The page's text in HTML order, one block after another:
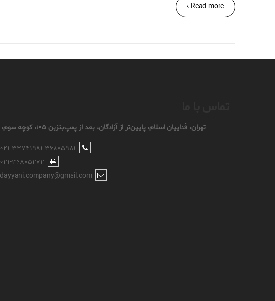
Read more ›
تهران، فداییان اسلام، پایین‌تر از آزادگان، بعد از پمپ‌بنزین ۱۰۵، کوچه سوم، پلاک ۸۱
۰۲۱-۳۳۷۴۱۹۸۱-۳۶۸۰۵۹۸۱
۰۲۱-۳۶۸۰۵۲۷۲
dayyani.company@gmail.com